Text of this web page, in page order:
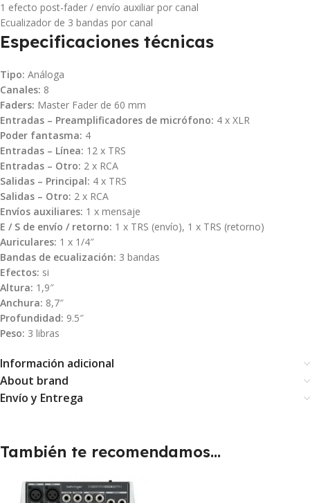
1 efecto post-fader / envío auxiliar por canal
Ecualizador de 3 bandas por canal
Especificaciones técnicas
Tipo: Análoga
Canales: 8
Faders: Master Fader de 60 mm
Entradas – Preamplificadores de micrófono: 4 x XLR
Poder fantasma: 4
Entradas – Línea: 12 x TRS
Entradas – Otro: 2 x RCA
Salidas – Principal: 4 x TRS
Salidas – Otro: 2 x RCA
Envíos auxiliares: 1 x mensaje
E / S de envío / retorno: 1 x TRS (envío), 1 x TRS (retorno)
Auriculares: 1 x 1/4″
Bandas de ecualización: 3 bandas
Efectos: si
Altura: 1,9″
Anchura: 8,7″
Profundidad: 9.5″
Peso: 3 libras
Información adicional
About brand
Envío y Entrega
También te recomendamos…